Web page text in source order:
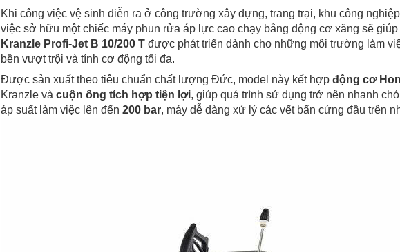
Khi công việc vệ sinh diễn ra ở công trường xây dựng, trang trại, khu công
việc sở hữu một chiếc máy phun rửa áp lực cao chạy bằng động cơ xăng sẽ
Kranzle Profi-Jet B 10/200 T được phát triển dành cho những môi trường làm
bền vượt trội và tính cơ động tối đa.
Được sản xuất theo tiêu chuẩn chất lượng Đức, model này kết hợp động cơ
Kranzle và cuộn ống tích hợp tiện lợi, giúp quá trình sử dụng trở nên nhanh
áp suất làm việc lên đến 200 bar, máy dễ dàng xử lý các vết bẩn cứng đầu trên